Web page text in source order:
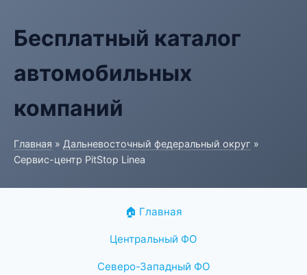
Бесплатный каталог
автомобильных
компаний
Главная » Дальневосточный федеральный округ »
Сервис-центр PitStop Linea
🏠 Главная
Центральный ФО
Северо-Западный ФО